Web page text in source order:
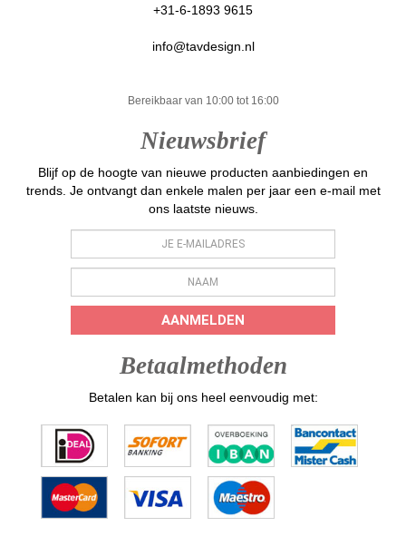
+31-6-1893 9615
info@tavdesign.nl
Bereikbaar van 10:00 tot 16:00
Nieuwsbrief
Blijf op de hoogte van nieuwe producten aanbiedingen en
trends. Je ontvangt dan enkele malen per jaar een e-mail met
ons laatste nieuws.
AANMELDEN
Betaalmethoden
Betalen kan bij ons heel eenvoudig met: